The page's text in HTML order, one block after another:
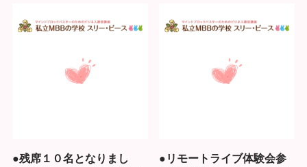
●残席１０名となりまし
●リモートライブ体験会参